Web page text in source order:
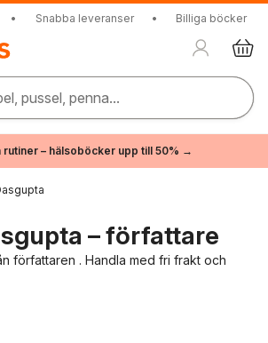
• Snabba leveranser • Billiga böcker
pussel, penna...
rutiner – hälsoböcker upp till 50% →
– författare
författaren . Handla med fri frakt och